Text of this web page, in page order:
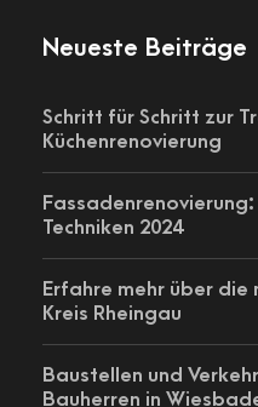
Neueste Beiträge
Schritt für Schritt zur
Küchenrenovierung
Fassadenrenovierung:
Techniken 2024
Erfahre mehr über die
Kreis Rheingau
Baustellen und
Bauherren in